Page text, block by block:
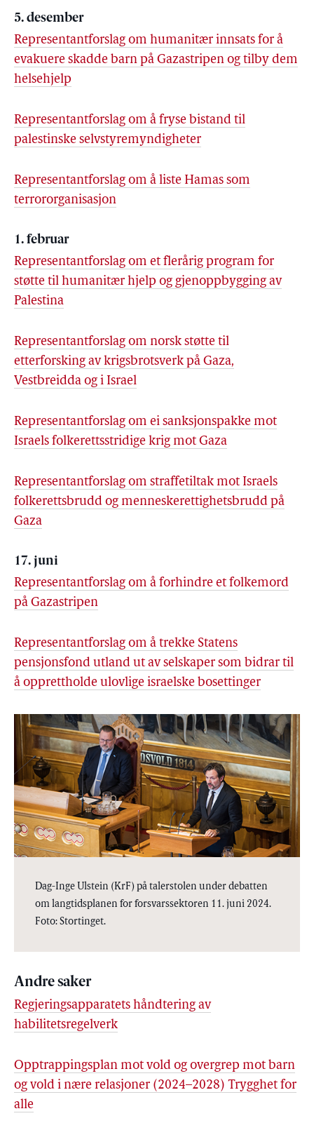
5. desember
Representantforslag om humanitær innsats for å
evakuere skadde barn på Gazastripen og tilby dem
helsehjelp
Representantforslag om å fryse bistand til
palestinske selvstyremyndigheter
Representantforslag om å liste Hamas som
terrororganisasjon
1. februar
Representantforslag om et flerårig program for
støtte til humanitær hjelp og gjenoppbygging av
Palestina
Representantforslag om norsk støtte til
etterforsking av krigsbrotsverk på Gaza,
Vestbreidda og i Israel
Representantforslag om ei sanksjonspakke mot
Israels folkerettsstridige krig mot Gaza
Representantforslag om straffetiltak mot Israels
folkerettsbrudd og menneskerettighetsbrudd på
Gaza
17. juni
Representantforslag om å forhindre et folkemord
på Gazastripen
Representantforslag om å trekke Statens
pensjonsfond utland ut av selskaper som bidrar til
å opprettholde ulovlige israelske bosettinger
Dag-Inge Ulstein (KrF) på talerstolen under debatten
om langtidsplanen for forsvarssektoren 11. juni 2024.
Foto: Stortinget.
Andre saker
Regjeringsapparatets håndtering av
habilitetsregelverk
Opptrappingsplan mot vold og overgrep mot barn
og vold i nære relasjoner (2024–2028) Trygghet for
alle